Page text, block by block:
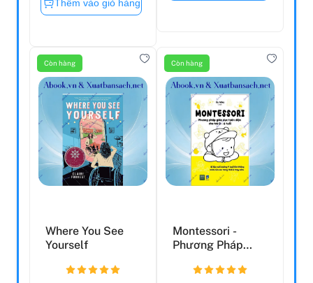
Thêm vào giỏ hàng
Còn hàng
Where You See
Yourself
Còn hàng
Montessori -
Phương Pháp
Diện Cho Tr...